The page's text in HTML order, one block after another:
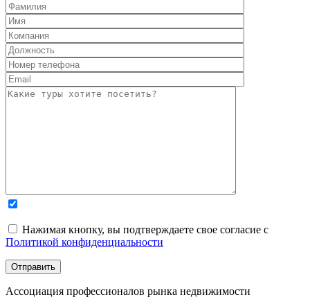
Нажимая кнопку, вы подтверждаете свое согласие с
Политикой конфиденциальности
Ассоциация профессионалов рынка недвижимости